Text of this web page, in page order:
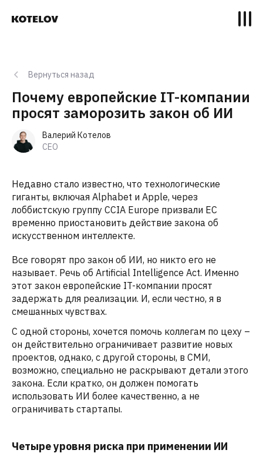
Вернуться назад
Почему европейские IT-компании
просят заморозить закон об ИИ
Валерий Котелов
CEO
Недавно стало известно, что технологические
гиганты, включая Alphabet и Apple, через
лоббистскую группу CCIA Europe призвали ЕС
временно приостановить действие закона об
искусственном интеллекте.
Все говорят про закон об ИИ, но никто его не
называет. Речь об Artificial Intelligence Act. Именно
этот закон европейские IT-компании просят
задержать для реализации. И, если честно, я в
смешанных чувствах.
С одной стороны, хочется помочь коллегам по цеху –
он действительно ограничивает развитие новых
проектов, однако, с другой стороны, в СМИ,
возможно, специально не раскрывают детали этого
закона. Если кратко, он должен помогать
использовать ИИ более качественно, а не
ограничивать стартапы.
Четыре уровня риска при применении ИИ